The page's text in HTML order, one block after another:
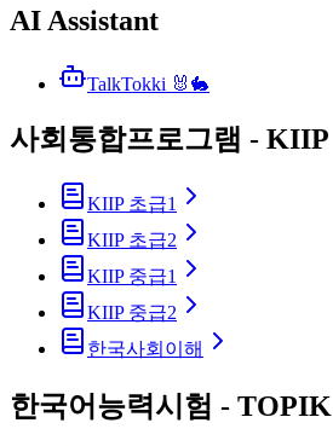
AI Assistant
TalkTokki 🐰🐇
사회통합프로그램 - KIIP
KIIP 초급1
KIIP 초급2
KIIP 중급1
KIIP 중급2
한국사회이해
한국어능력시험 - TOPIK